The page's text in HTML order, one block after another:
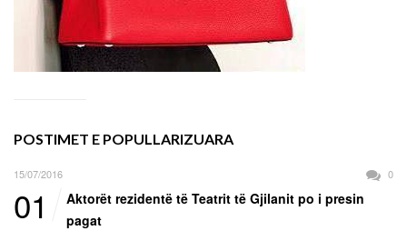
POSTIMET E POPULLARIZUARA
15/07/2016 0
01
Aktorët rezidentë të Teatrit të Gjilanit po i presin
pagat